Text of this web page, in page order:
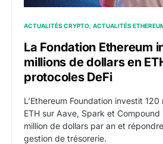
ACTUALITÉS CRYPTO ACTUALITÉS
La Fondation Ethereum
millions de dollars en
protocoles DeFi
L’Ethereum Foundation investit
ETH sur Aave, Spark et Compound
million de dollars par an et
gestion de trésorerie.